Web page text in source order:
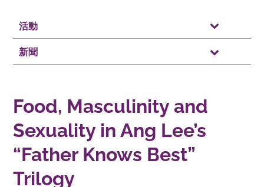
活動
新聞
Food, Masculinity and
Sexuality in Ang Lee’s
“Father Knows Best”
Trilogy